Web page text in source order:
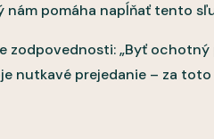
nám pomáha napĺňať tento
zodpovednosti: „Byť
nutkavé prejedanie – za